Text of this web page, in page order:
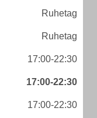
Ruhetag
Ruhetag
17:00-22:30
17:00-22:30
17:00-22:30